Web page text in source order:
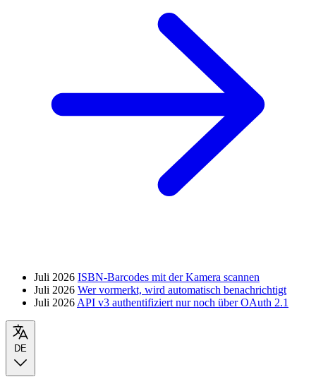
Juli 2026 ISBN-Barcodes mit der Kamera scannen
Juli 2026 Wer vormerkt, wird automatisch benachrichtigt
Juli 2026 API v3 authentifiziert nur noch über OAuth 2.1
DE